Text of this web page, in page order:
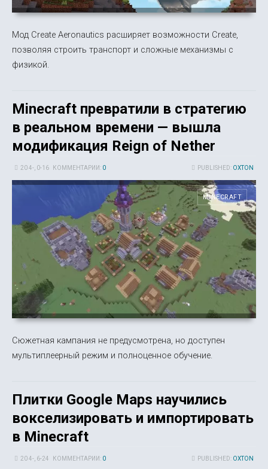
Мод Create Aeronautics расширяет возможности Create,
позволяя строить транспорт и сложные механизмы с
физикой.
Minecraft превратили в стратегию
в реальном времени — вышла
модификация Reign of Nether
PUBLISHED: OXTON
20 4-, 0-16 КОММЕНТАРИИ: 0
MINECRAFT
Сюжетная кампания не предусмотрена, но доступен
мультиплеерный режим и полноценное обучение.
Плитки Google Maps научились
вокселизировать и импортировать
в Minecraft
PUBLISHED: OXTON
20 4-, 6-24 КОММЕНТАРИИ: 0